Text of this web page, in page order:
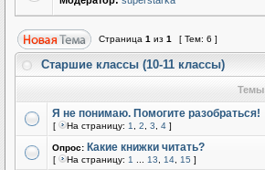
Страница 1 из 1 [ Тем: 6 ]
Старшие классы (10-11 классы)
Темы
Я не понимаю. Помогите разобраться!
[ На страницу: 1 2 3 4 ]
Опрос: Какие книжки читать?
[ На страницу: 1 13 14 15 ]